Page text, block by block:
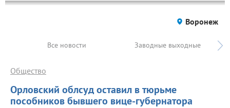
Воронеж
Все новости Заводные выходные
Орловский облсуд оставил в тюрьме
пособников бывшего вице-губернатора
Общество